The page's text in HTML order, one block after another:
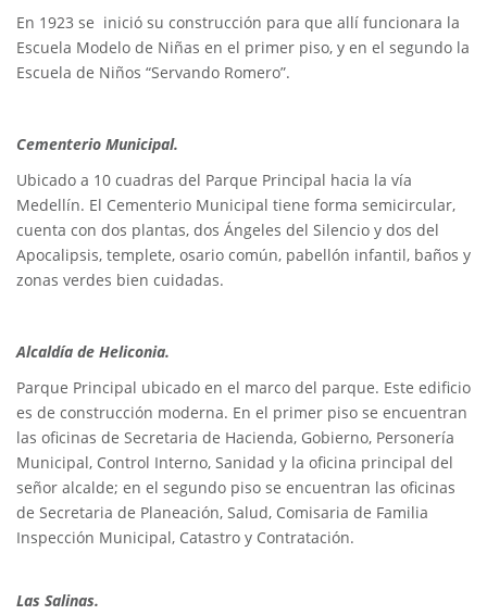
En 1923 se inició su construcción para que allí funcionara la
Escuela Modelo de Niñas en el primer piso, y en el segundo la
Escuela de Niños “Servando Romero”.
Cementerio Municipal.
Ubicado a 10 cuadras del Parque Principal hacia la vía
Medellín. El Cementerio Municipal tiene forma semicircular,
cuenta con dos plantas, dos Ángeles del Silencio y dos del
Apocalipsis, templete, osario común, pabellón infantil, baños y
zonas verdes bien cuidadas.
Alcaldía de Heliconia.
Parque Principal ubicado en el marco del parque. Este edificio
es de construcción moderna. En el primer piso se encuentran
las oficinas de Secretaria de Hacienda, Gobierno, Personería
Municipal, Control Interno, Sanidad y la oficina principal del
señor alcalde; en el segundo piso se encuentran las oficinas
de Secretaria de Planeación, Salud, Comisaria de Familia
Inspección Municipal, Catastro y Contratación.
Las Salinas.